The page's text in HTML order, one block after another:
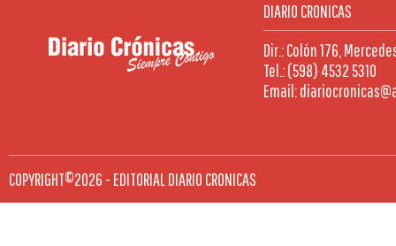
DIARIO CRONICAS
Dir.: Colón 176,
Tel.: (598) 4532 5310
Email:
COPYRIGHT©2026 - EDITORIAL DIARIO CRONICAS